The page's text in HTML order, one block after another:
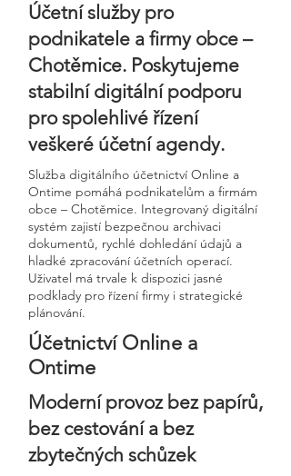
Účetní služby pro
podnikatele a firmy obce –
Chotěmice. Poskytujeme
stabilní digitální podporu
pro spolehlivé řízení
veškeré účetní agendy.
Služba digitálního účetnictví Online a
Ontime pomáhá podnikatelům a firmám
obce – Chotěmice. Integrovaný digitální
systém zajistí bezpečnou archivaci
dokumentů, rychlé dohledání údajů a
hladké zpracování účetních operací.
Uživatel má trvale k dispozici jasné
podklady pro řízení firmy i strategické
plánování.
Účetnictví Online a
Ontime
Moderní provoz bez papírů,
bez cestování a bez
zbytečných schůzek